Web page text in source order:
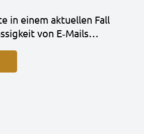
in einem aktu­el­len Fall
von E‑Mails…